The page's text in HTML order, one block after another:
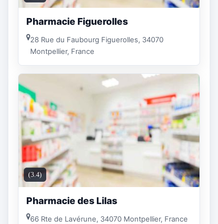
Pharmacie Figuerolles
28 Rue du Faubourg Figuerolles, 34070
Montpellier, France
(3.4)
Pharmacie des Lilas
66 Rte de Lavérune, 34070 Montpellier, France